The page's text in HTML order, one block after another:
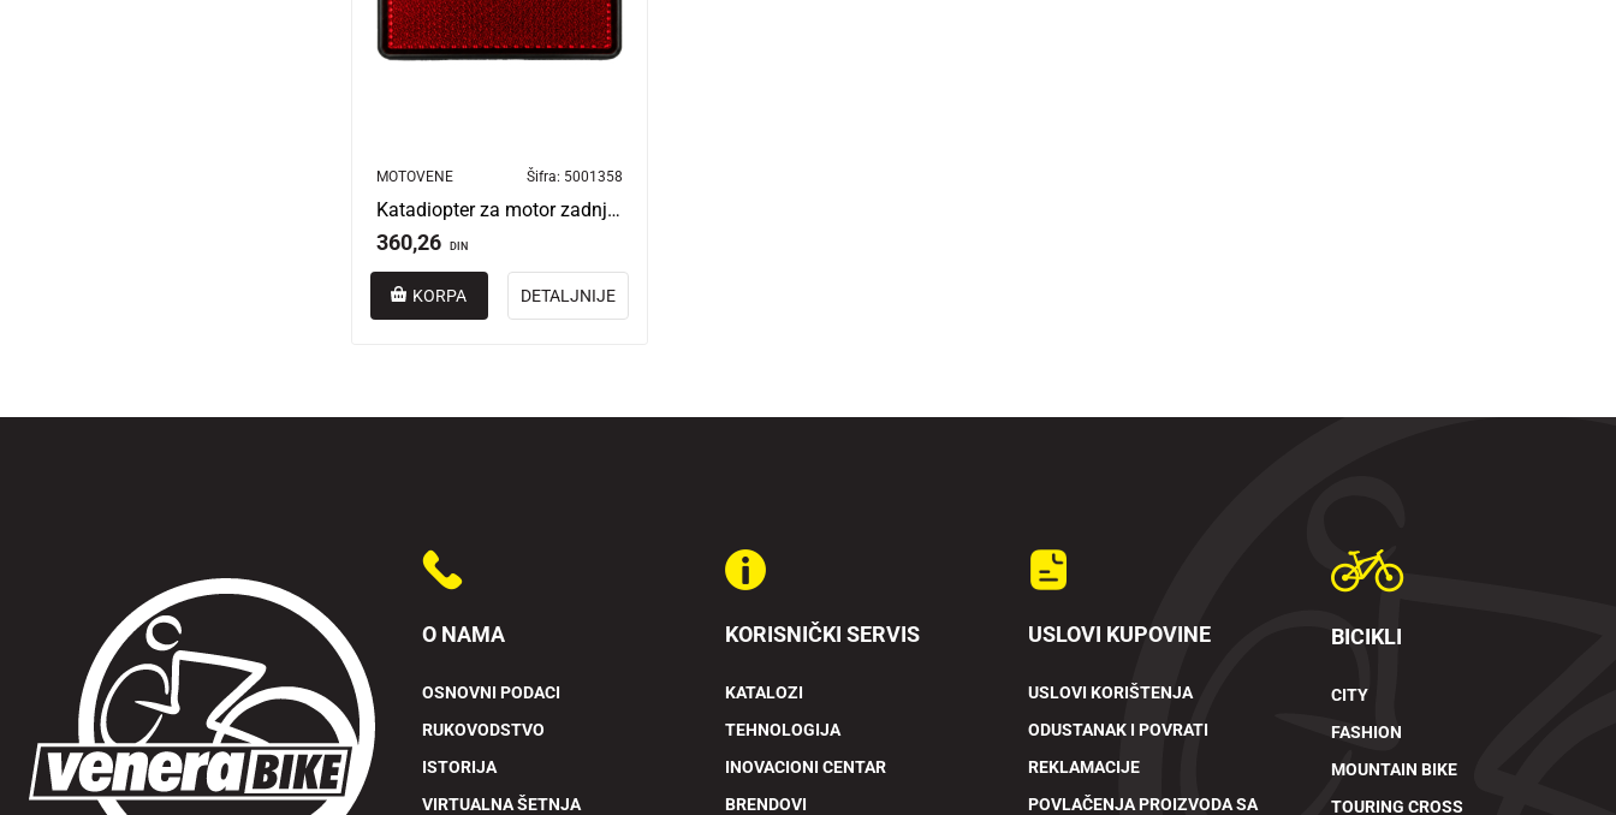
MOTOVENE Šifra: 5001358
Katadiopter za motor zadnji Trenta
360,26 DIN
KORPA DETALJNIJE
O NAMA
OSNOVNI PODACI
RUKOVODSTVO
ISTORIJA
VIRTUALNA ŠETNJA
KORISNIČKI SERVIS
KATALOZI
TEHNOLOGIJA
INOVACIONI CENTAR
BRENDOVI
USLOVI KUPOVINE
USLOVI KORIŠTENJA
ODUSTANAK I POVRATI
REKLAMACIJE
POVLAČENJA PROIZVODA SA
BICIKLI
CITY
FASHION
MOUNTAIN BIKE
TOURING CROSS